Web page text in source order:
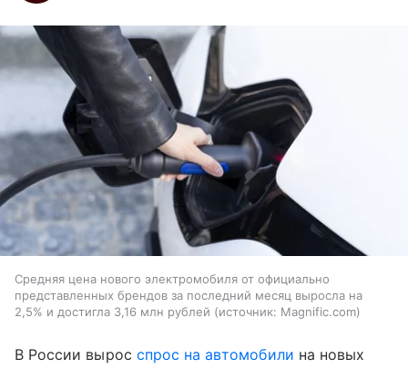
Средняя цена нового электромобиля от официально
представленных брендов за последний месяц выросла на
2,5% и достигла 3,16 млн рублей
источник: Magnific.com
В России вырос спрос на автомобили на новых